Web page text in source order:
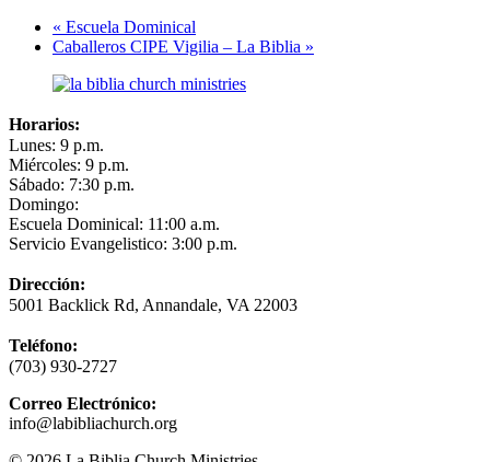
« Escuela Dominical
Caballeros CIPE Vigilia – La Biblia »
Horarios:
Lunes: 9 p.m.
Miércoles: 9 p.m.
Sábado: 7:30 p.m.
Domingo:
Escuela Dominical: 11:00 a.m.
Servicio Evangelistico: 3:00 p.m.
Dirección:
5001 Backlick Rd, Annandale, VA 22003
Teléfono:
(703) 930-2727
Correo Electrónico:
info@labibliachurch.org